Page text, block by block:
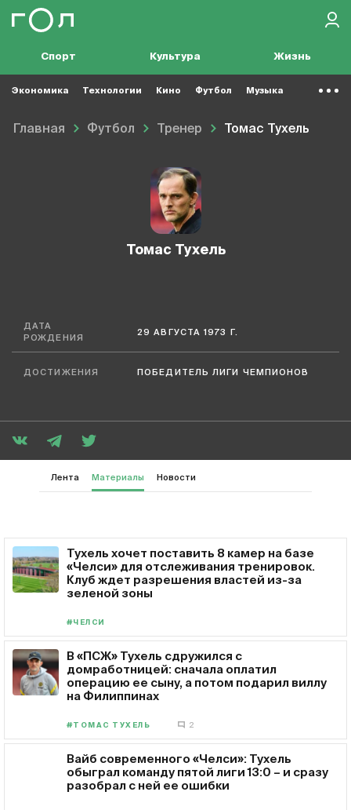
Спорт Культура Жизнь
Экономика Технологии Кино Футбол Музыка
Главная Футбол Тренер Томас Тухель
Томас Тухель
ДАТА
РОЖДЕНИЯ
29 АВГУСТА 1973 Г.
ДОСТИЖЕНИЯ ПОБЕДИТЕЛЬ ЛИГИ ЧЕМПИОНОВ
Лента Материалы Новости
Тухель хочет поставить 8 камер на базе
«Челси» для отслеживания тренировок.
Клуб ждет разрешения властей из-за
зеленой зоны
#ЧЕЛСИ
В «ПСЖ» Тухель сдружился с
домработницей: сначала оплатил
операцию ее сыну, а потом подарил виллу
на Филиппинах
#ТОМАС ТУХЕЛЬ 2
Вайб современного «Челси»: Тухель
обыграл команду пятой лиги 13:0 – и сразу
разобрал с ней ее ошибки